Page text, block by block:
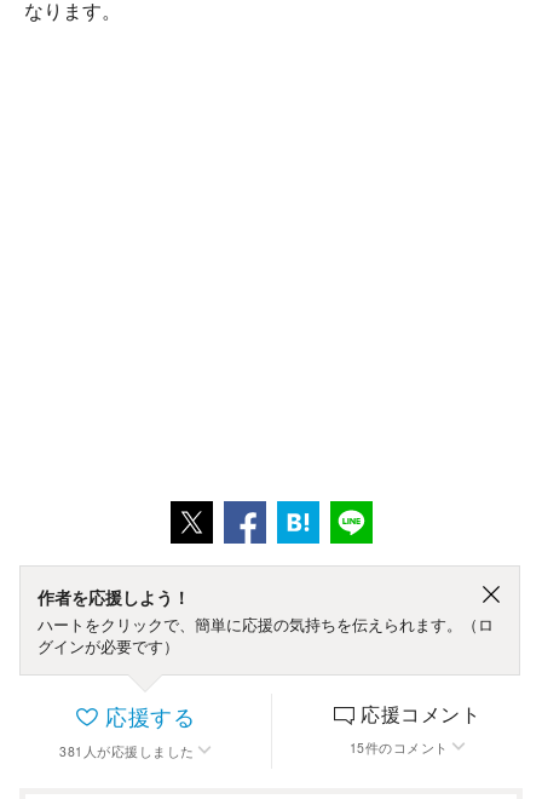
なります。
作者を応援しよう！
ハートをクリックで、簡単に応援の気持ちを伝えられます。（ロ
グインが必要です）
応援する
381 人が応援しました
応援コメント
15件のコメント